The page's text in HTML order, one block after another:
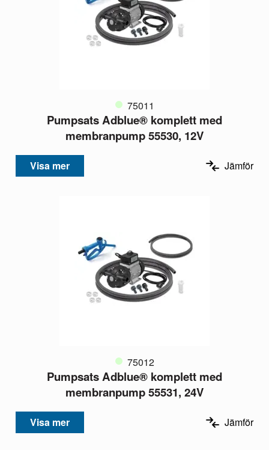
75011
Pumpsats Adblue® komplett med
membranpump 55530, 12V
Visa mer Jämför
75012
Pumpsats Adblue® komplett med
membranpump 55531, 24V
Visa mer Jämför